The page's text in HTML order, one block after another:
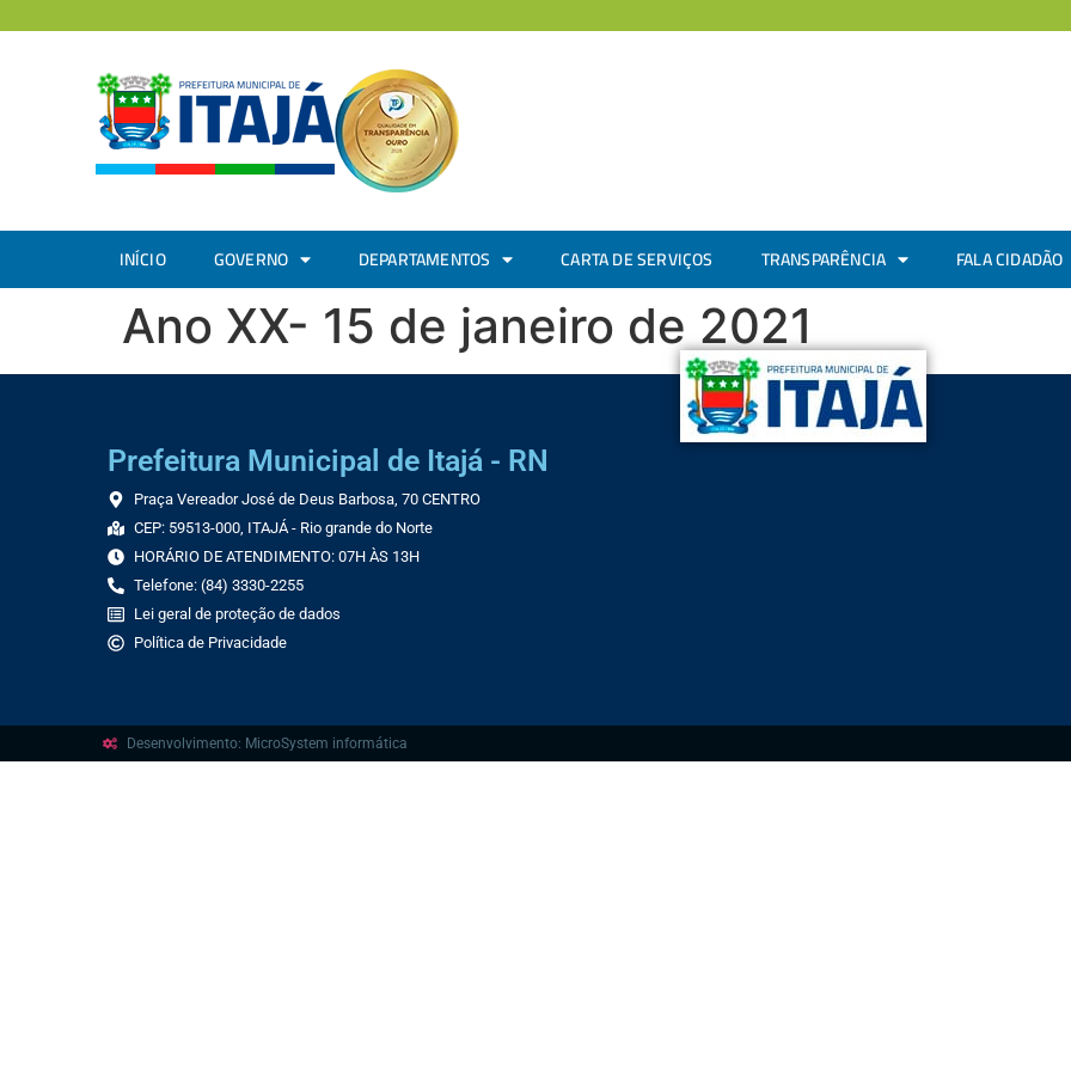
INÍCIO GOVERNO DEPARTAMENTOS CARTA DE SERVIÇOS TRANSPARÊNCIA FALA CIDADÃO
Ano XX- 15 de janeiro de 2021
Prefeitura Municipal de Itajá - RN
Praça Vereador José de Deus Barbosa, 70 CENTRO
CEP: 59513-000, ITAJÁ - Rio grande do Norte
HORÁRIO DE ATENDIMENTO: 07H ÀS 13H
Telefone: (84) 3330-2255
Lei geral de proteção de dados
Política de Privacidade
Desenvolvimento: MicroSystem informática